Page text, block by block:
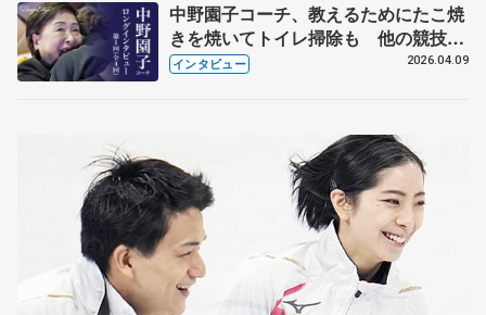
中野園子コーチ、教えるためにたこ焼
きを焼いてトイレ掃除も 他の競技に
も通用するという坂本花織の筋肉
インタビュー 2026.04.09